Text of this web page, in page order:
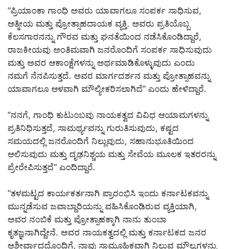
“ಪ್ರಿಯಾಂಕಾ ಗಾಂಧಿ ಅವರು ಯಾವಾಗಲೂ ಸಂಪರ್ಕ ಸಾಧಿಸುವ,
ಆತ್ಮೀಯ ಮತ್ತು ಪ್ರೋತ್ಸಾಹದಾಯಕ ವ್ಯಕ್ತಿ. ಅವರು ಪ್ರತಿಯೊಬ್ಬ
ಕೆಲಸಗಾರನನ್ನು ಗೌರವ ಮತ್ತು ಘನತೆಯಿಂದ ನಡೆಸಿಕೊಂಡಿದ್ದಾರೆ,
ರಾಜಕೀಯವು ಅಂತಿಮವಾಗಿ ಜನರೊಂದಿಗೆ ಸಂಪರ್ಕ ಸಾಧಿಸುವುದು
ಮತ್ತು ಅವರ ಆಕಾಂಕ್ಷೆಗಳನ್ನು ಅರ್ಥಮಾಡಿಕೊಳ್ಳುವುದು ಎಂದು
ನಮಗೆ ನೆನಪಿಸುತ್ತದೆ. ಅವರ ಮಾರ್ಗದರ್ಶನ ಮತ್ತು ಪ್ರೋತ್ಸಾಹವನ್ನು
ಯಾವಾಗಲೂ ಆಳವಾಗಿ ಮೌಲ್ಯೀಕರಿಸಲಾಗಿದೆ” ಎಂದು ಹೇಳಿದ್ದಾರೆ.
“ನನಗೆ, ಗಾಂಧಿ ಕುಟುಂಬವು ನಾಯಕತ್ವದ ವಿವಿಧ ಆಯಾಮಗಳನ್ನು
ಪ್ರತಿನಿಧಿಸುತ್ತದೆ, ಸಾಮರ್ಥ್ಯವನ್ನು ಗುರುತಿಸುವುದು, ಕಷ್ಟದ
ಸಮಯದಲ್ಲಿ ಜನರೊಂದಿಗೆ ನಿಲ್ಲುವುದು, ಸಹಾನುಭೂತಿಯಿಂದ
ಆಲಿಸುವುದು ಮತ್ತು ದೃಢನಿಶ್ಚಯ ಮತ್ತು ಸೇವೆಯ ಮೂಲಕ ಇತರರನ್ನು
ಪ್ರೇರೇಪಿಸುತ್ತದೆ” ಎಂದಿದ್ದಾರೆ.
“ತಳಮಟ್ಟದ ಕಾರ್ಯಕರ್ತನಾಗಿ ಪ್ರಾರಂಭಿಸಿ ಇಂದು ಕರ್ನಾಟಕವನ್ನು
ಮುನ್ನಡೆಸುವ ಜವಾಬ್ದಾರಿಯನ್ನು ವಹಿಸಿಕೊಂಡಿರುವ ವ್ಯಕ್ತಿಯಾಗಿ,
ಅವರ ನಂಬಿಕೆ ಮತ್ತು ಪ್ರೋತ್ಸಾಹಕ್ಕಾಗಿ ನಾನು ತುಂಬಾ
ಕೃತಜ್ಞನಾಗಿದ್ದೇನೆ. ಅವರ ನಾಯಕತ್ವದಲ್ಲಿ ಮತ್ತು ಕರ್ನಾಟಕದ ಜನರ
ಆಶೀರ್ವಾದದೊಂದಿಗೆ, ನಾವು ಸಾಮೂಹಿಕವಾಗಿ ನಿಲ್ಲುವ ಮೌಲ್ಯಗಳನ್ನು